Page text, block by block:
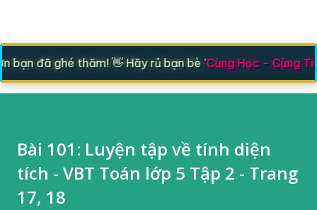
bạn đã ghé thăm! 👋 Hãy rủ bạn bè 'Cùng Học - Cùng
Bài 101: Luyện tập về tính diện
tích - VBT Toán lớp 5 Tập 2 - Trang
17, 18